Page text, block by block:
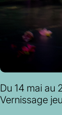
Du 14 mai au
Vernissage